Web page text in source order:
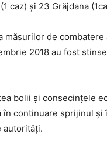
caz) și 23 Grăjdana
măsurilor de
2018 au fost
bolii şi consecinţele
în continuare sprijinul
autorități.